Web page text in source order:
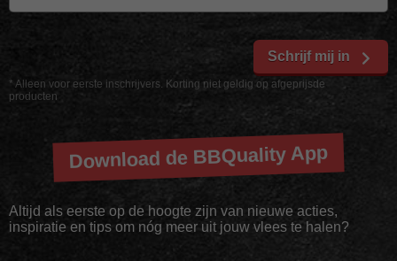
* Alleen voor eerste inschrijvers. Korting niet geldig op afgeprijsde
producten
Schrijf mij in
Download de BBQuality App
Altijd als eerste op de hoogte zijn van nieuwe acties,
inspiratie en tips om nóg meer uit jouw vlees te halen?